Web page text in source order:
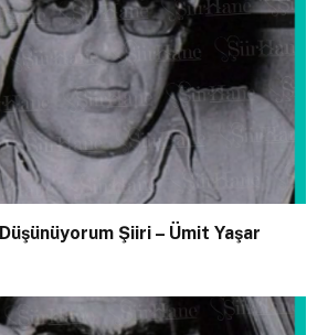
Şiiri – Ümit Yaşar